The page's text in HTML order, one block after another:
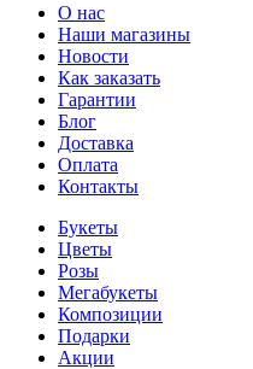
О нас
Наши магазины
Новости
Как заказать
Гарантии
Блог
Доставка
Оплата
Контакты
Букеты
Цветы
Розы
Мегабукеты
Композиции
Подарки
Акции